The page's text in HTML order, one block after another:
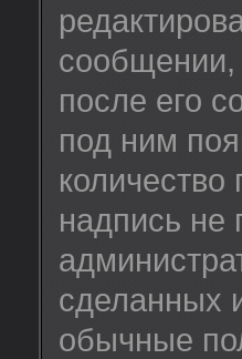
сообщении,
после его
под ним
надпись не
сделанных
обычные